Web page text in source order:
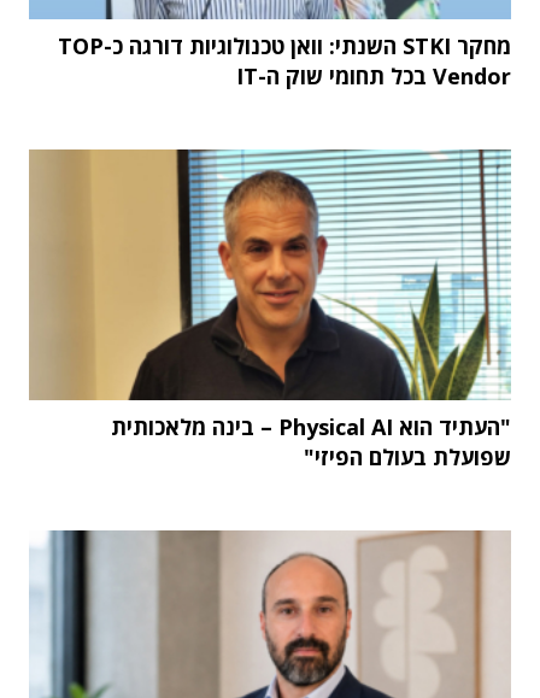
מחקר STKI השנתי: וואן טכנולוגיות דורגה כ-TOP
Vendor בכל תחומי שוק ה-IT
"העתיד הוא Physical AI – בינה מלאכותית
שפועלת בעולם הפיזי"